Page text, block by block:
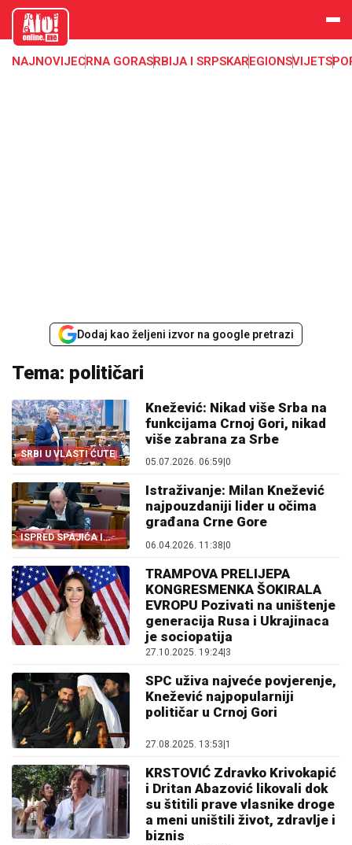
aloonline.
me
NAJNOVIJECRNA GORASRBIJA I SRPSKAREGIONSVIJET
Dodaj kao željeni izvor na google pretrazi
Tema: političari
SRBI U VLASTI ĆUTE
Knežević: Nikad više Srba na
funkcijama Crnoj Gori, nikad
više zabrana za Srbe
05.07.2026. 06:59 0
ISPRED SPAJIĆA I
ŽIVKOVIĆA
Istraživanje: Milan Knežević
najpouzdaniji lider u očima
građana Crne Gore
06.04.2026. 11:38|0
TRAMPOVA PRELIJEPA
KONGRESMENKA ŠOKIRALA
EVROPU Pozivati na uništenje
generacija Rusa i Ukrajinaca
je sociopatija
27.10.2025. 19:24|3
SPC uživa najveće povjerenje,
Knežević najpopularniji
političar u Crnoj Gori
27.08.2025. 13:53 1
KRSTOVIĆ Zdravko Krivokapić
i Dritan Abazović likovali dok
su štitili prave vlasnike droge
a meni uništili život, zdravlje i
biznis